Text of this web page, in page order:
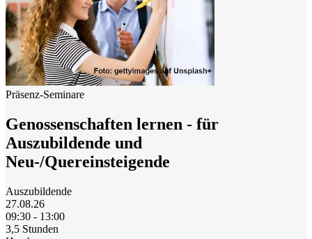
Präsenz-Seminare
Genossenschaften lernen - für
Auszubildende und
Neu-/Quereinsteigende
Auszubildende
27.08.26
09:30 - 13:00
3,5 Stunden